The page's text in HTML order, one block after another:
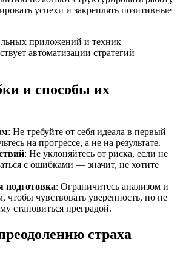
успехи и закреплять позитивные
приложений и техник
автоматизации стратегий
и способы их
: Не требуйте от себя идеала в первый
на прогрессе, а не на результате.
: Не уклоняйтесь от риска, если не
с ошибками — значит, не хотите
подготовка: Ограничитесь анализом и
чтобы чувствовать уверенность, но не
становиться преградой.
страха